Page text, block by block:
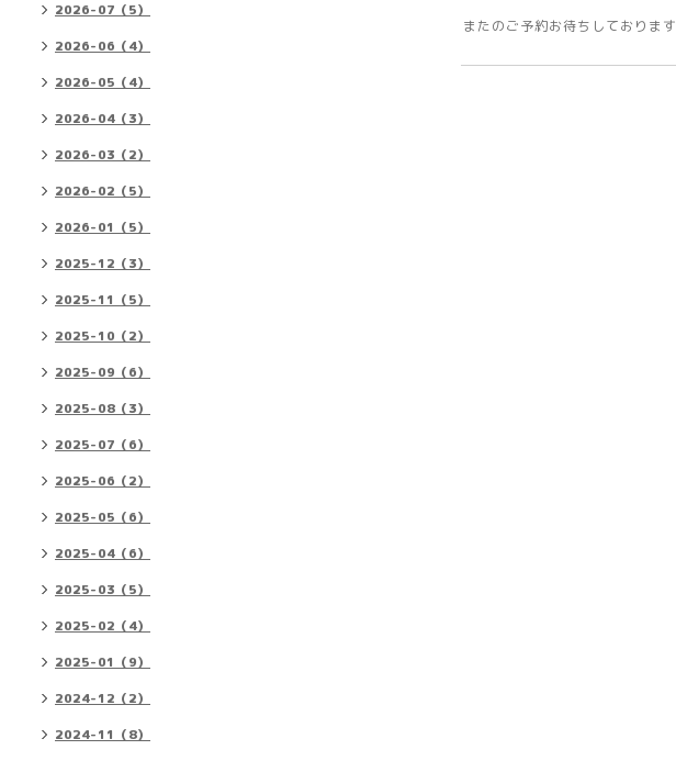
またのご予約お待ちしております
2026-07（5）
2026-06（4）
2026-05（4）
2026-04（3）
2026-03（2）
2026-02（5）
2026-01（5）
2025-12（3）
2025-11（5）
2025-10（2）
2025-09（6）
2025-08（3）
2025-07（6）
2025-06（2）
2025-05（6）
2025-04（6）
2025-03（5）
2025-02（4）
2025-01（9）
2024-12（2）
2024-11（8）